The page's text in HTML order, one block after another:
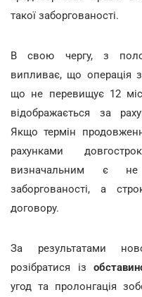
такої заборгованості.
В свою чергу, з
випливає, що операція
що не перевищує 12
відображається за
Якщо термін
рахунками
визначальним є не
заборгованості, а
договору.
За результатами
розібратися із
угод та пролонгація